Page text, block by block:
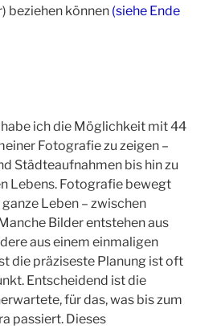
beziehen können (siehe Ende
ich die Möglichkeit mit 44
Fotografie zu zeigen –
Städteaufnahmen bis hin zu
Lebens. Fotografie bewegt
Leben – zwischen
Bilder entstehen aus
aus einem einmaligen
die präziseste Planung ist oft
Entscheidend ist die
für das, was bis zum
passiert. Dieses